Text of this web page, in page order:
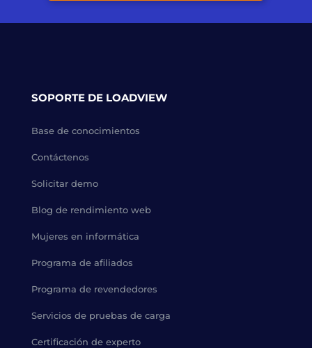
SOPORTE DE LOADVIEW
Base de conocimientos
Contáctenos
Solicitar demo
Blog de rendimiento web
Mujeres en informática
Programa de afiliados
Programa de revendedores
Servicios de pruebas de carga
Certificación de experto